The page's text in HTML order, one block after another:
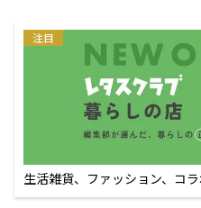
注目
生活雑貨、ファッション、コ
えるECサイト